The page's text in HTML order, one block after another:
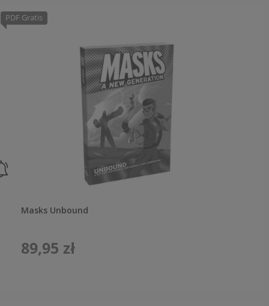
Masks Unbound
89,95 zł
PDF Gratis